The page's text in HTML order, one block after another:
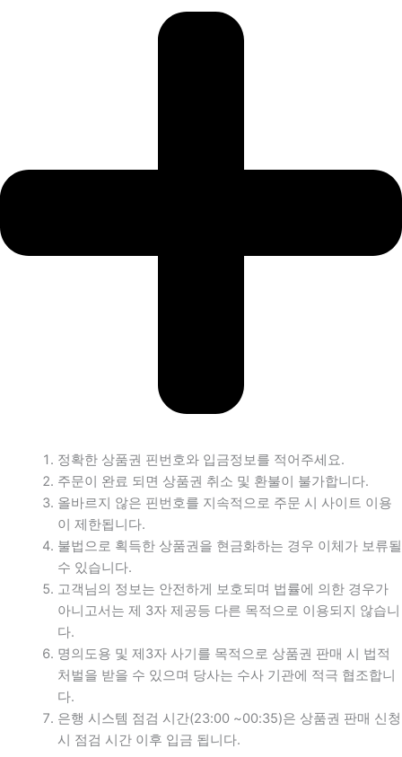
정확한 상품권 핀번호와 입금정보를 적어주세요.
주문이 완료 되면 상품권 취소 및 환불이 불가합니다.
올바르지 않은 핀번호를 지속적으로 주문 시 사이트 이용
이 제한됩니다.
불법으로 획득한 상품권을 현금화하는 경우 이체가 보류될
수 있습니다.
고객님의 정보는 안전하게 보호되며 법률에 의한 경우가
아니고서는 제 3자 제공등 다른 목적으로 이용되지 않습니
다.
명의도용 및 제3자 사기를 목적으로 상품권 판매 시 법적
처벌을 받을 수 있으며 당사는 수사 기관에 적극 협조합니
다.
은행 시스템 점검 시간(23:00 ~00:35)은 상품권 판매 신청
시 점검 시간 이후 입금 됩니다.